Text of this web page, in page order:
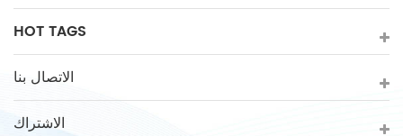
HOT TAGS
الاتصال بنا
الاشتراك